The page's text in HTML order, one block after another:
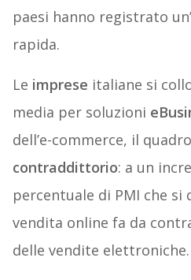
paesi hanno registrato
rapida.
Le imprese italiane si
media per soluzioni
dell’e-commerce, il
contraddittorio: a un
percentuale di PMI che
vendita online fa da
delle vendite elettroniche.